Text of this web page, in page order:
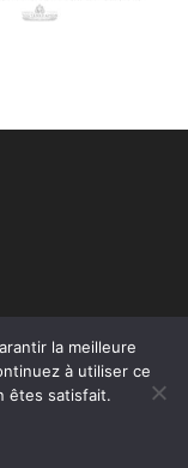
la meilleure
à utiliser ce
êtes satisfait.